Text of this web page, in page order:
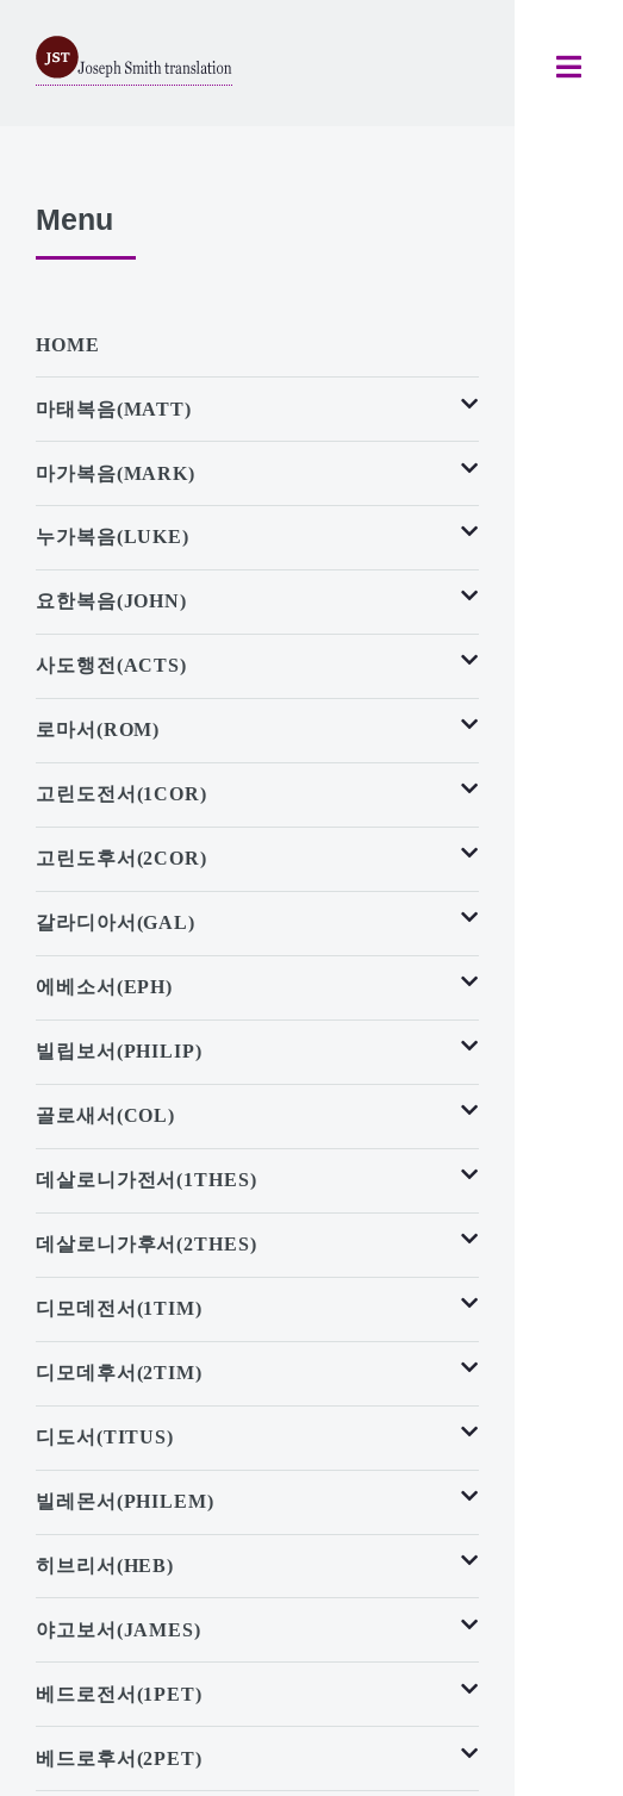
Menu
HOME
마태복음(MATT)
마가복음(MARK)
누가복음(LUKE)
요한복음(JOHN)
사도행전(ACTS)
로마서(ROM)
고린도전서(1COR)
고린도후서(2COR)
갈라디아서(GAL)
에베소서(EPH)
빌립보서(PHILIP)
골로새서(COL)
데살로니가전서(1THES)
데살로니가후서(2THES)
디모데전서(1TIM)
디모데후서(2TIM)
디도서(TITUS)
빌레몬서(PHILEM)
히브리서(HEB)
야고보서(JAMES)
베드로전서(1PET)
베드로후서(2PET)